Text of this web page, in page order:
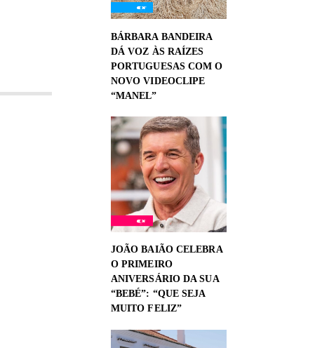
BÁRBARA BANDEIRA
DÁ VOZ ÀS RAÍZES
PORTUGUESAS COM O
NOVO VIDEOCLIPE
“MANEL”
JOÃO BAIÃO CELEBRA
O PRIMEIRO
ANIVERSÁRIO DA SUA
“BEBÉ”: “QUE SEJA
MUITO FELIZ”